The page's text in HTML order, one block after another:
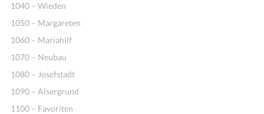
1040 – Wieden
1050 – Margareten
1060 – Mariahilf
1070 – Neubau
1080 – Josefstadt
1090 – Alsergrund
1100 – Favoriten